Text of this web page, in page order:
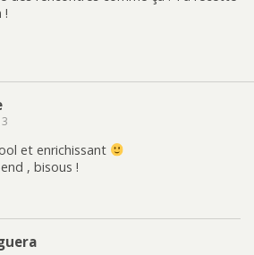
!
et enrichissant
, bisous !